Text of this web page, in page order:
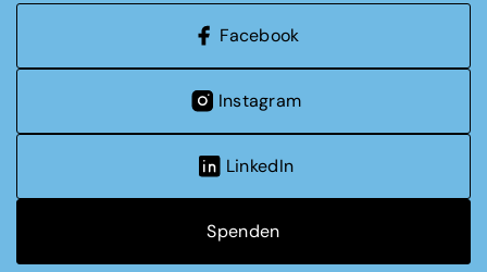
Facebook
Instagram
LinkedIn
Spenden